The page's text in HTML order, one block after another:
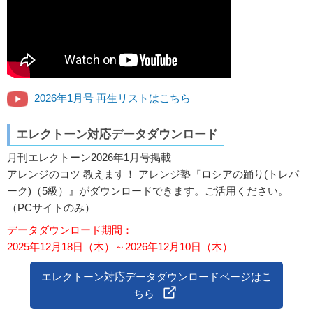
2026年1月号 再生リストはこちら
エレクトーン対応データダウンロード
月刊エレクトーン2026年1月号掲載
アレンジのコツ 教えます！ アレンジ塾『ロシアの踊り(トレパ
ーク)（5級）』がダウンロードできます。ご活用ください。
（PCサイトのみ）
データダウンロード期間：
2025年12月18日（木）～2026年12月10日（木）
エレクトーン対応データダウンロードページはこ
ちら